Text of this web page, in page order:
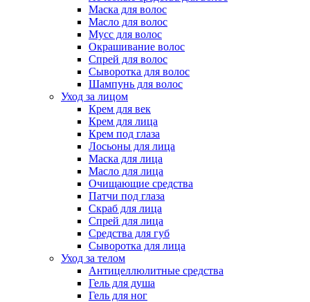
Маска для волос
Масло для волос
Мусс для волос
Окрашивание волос
Спрей для волос
Сыворотка для волос
Шампунь для волос
Уход за лицом
Крем для век
Крем для лица
Крем под глаза
Лосьоны для лица
Маска для лица
Масло для лица
Очищающие средства
Патчи под глаза
Скраб для лица
Спрей для лица
Средства для губ
Сыворотка для лица
Уход за телом
Антицеллюлитные средства
Гель для душа
Гель для ног